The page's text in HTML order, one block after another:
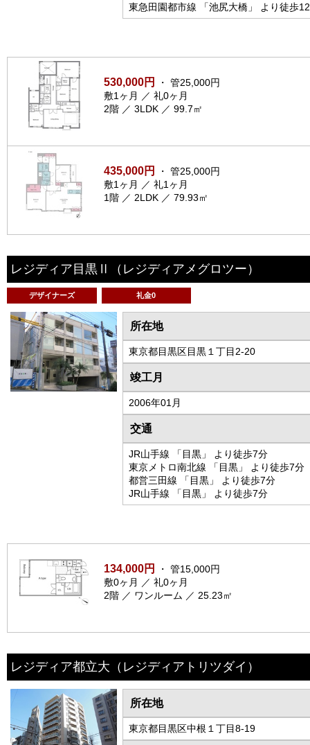
東急田園都市線 「池尻大橋」 より徒歩
530,000円
・ 管25,000円
敷1ヶ月 ／ 礼0ヶ月
2階 ／ 3LDK ／ 99.7㎡
435,000円
・ 管25,000円
敷1ヶ月 ／ 礼1ヶ月
1階 ／ 2LDK ／ 79.93㎡
レジディア目黒Ⅱ （レジディアメグロツー）
デザイナーズ 礼金0
所在地
東京都目黒区目黒１丁目2-20
竣工月
2006年01月
交通
JR山手線 「目黒」 より徒歩7分
東京メトロ南北線 「目黒」 より徒歩7分
都営三田線 「目黒」 より徒歩7分
JR山手線 「目黒」 より徒歩7分
134,000円
・ 管15,000円
敷0ヶ月 ／ 礼0ヶ月
2階 ／ ワンルーム ／ 25.23㎡
レジディア都立大 （レジディアトリツダイ）
所在地
東京都目黒区中根１丁目8-19